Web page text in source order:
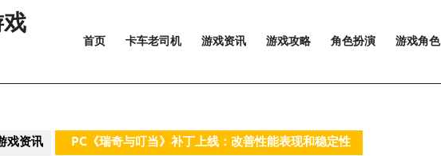
首页 卡车老司机 游戏资讯 游戏攻略 角色扮演 游戏角色
戏资讯 PC《瑞奇与叮当》补丁上线：改善性能表现和稳定性